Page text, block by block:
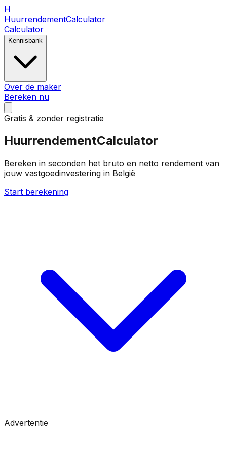
H
HuurrendementCalculator
Calculator
Kennisbank
Over de maker
Bereken nu
Gratis & zonder registratie
HuurrendementCalculator
Bereken in seconden het bruto en netto rendement van
jouw vastgoedinvestering in België
Start berekening
Advertentie